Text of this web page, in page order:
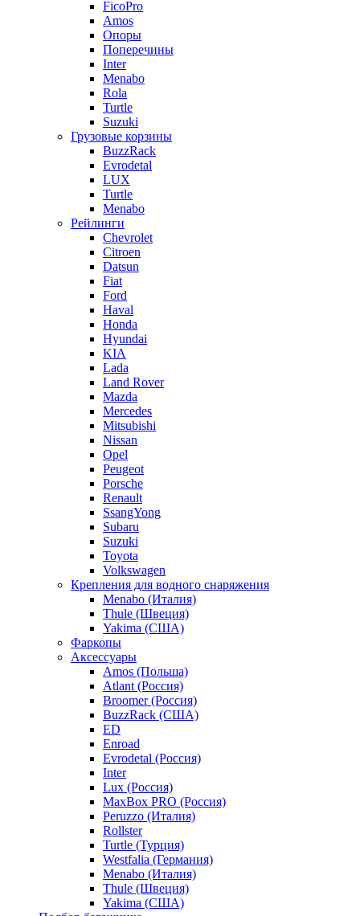
FicoPro
Amos
Опоры
Поперечины
Inter
Menabo
Rola
Turtle
Suzuki
Грузовые корзины
BuzzRack
Evrodetal
LUX
Turtle
Menabo
Рейлинги
Chevrolet
Citroen
Datsun
Fiat
Ford
Haval
Honda
Hyundai
KIA
Lada
Land Rover
Mazda
Mercedes
Mitsubishi
Nissan
Opel
Peugeot
Porsche
Renault
SsangYong
Subaru
Suzuki
Toyota
Volkswagen
Крепления для водного снаряжения
Menabo (Италия)
Thule (Швеция)
Yakima (США)
Фаркопы
Аксессуары
Amos (Польша)
Atlant (Россия)
Broomer (Россия)
BuzzRack (США)
ED
Enroad
Evrodetal (Россия)
Inter
Lux (Россия)
MaxBox PRO (Россия)
Peruzzo (Италия)
Rollster
Turtle (Турция)
Westfalia (Германия)
Menabo (Италия)
Thule (Швеция)
Yakima (США)